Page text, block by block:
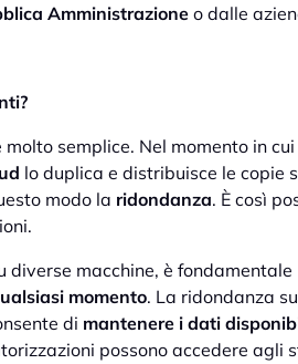
Amministrazione o dalle
semplice. Nel momento in
lo duplica e distribuisce le copie
modo la ridondanza. È così
macchine, è
momento. La ridondanza
di mantenere i dati
possono accedere agli